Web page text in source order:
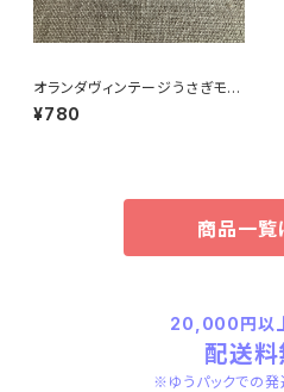
オランダヴィンテージうさぎモチ
ーフプラパーツ30個セットa5
¥780
商品一覧
20,000円以
配送
※ゆうパックでの